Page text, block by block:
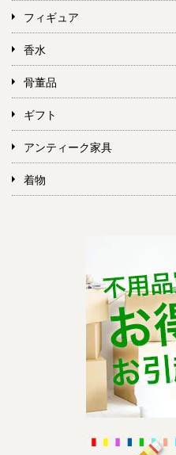
フィギュア
香水
骨董品
ギフト
アンティーク家具
着物